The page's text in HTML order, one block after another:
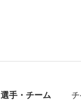
選手・チーム